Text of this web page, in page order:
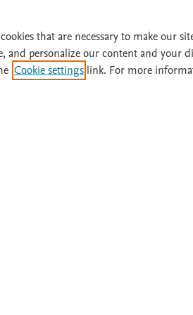
Solicite una prueba
that are necessary to make our
and personalize our content and your
Cookie settings link. For more